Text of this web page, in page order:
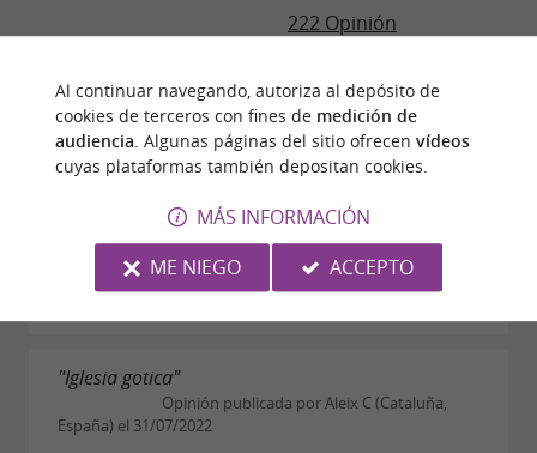
222 Opinión
"La visitamos de casualidad"
Opinión publicada por rosodo (Valencia,
España) el 19/11/2022
Construida entre los s. XIV y XVI en estilo gótico
meridional. Fue construida en el lugar donde el
cuerpo martirizado del obispo Saturnino se habría
desprendido del toro que lo arrastraba tras de sí...
LEER LA OPINIÓN COMPLETA
"Iglesia gotica"
Opinión publicada por Aleix C (Cataluña,
España) el 31/07/2022
Al continuar navegando, autoriza al depósito de
cookies de terceros con fines de medición de
audiencia. Algunas páginas del sitio ofrecen vídeos
cuyas plataformas también depositan cookies.
MÁS INFORMACIÓN
ME NIEGO
ACCEPTO